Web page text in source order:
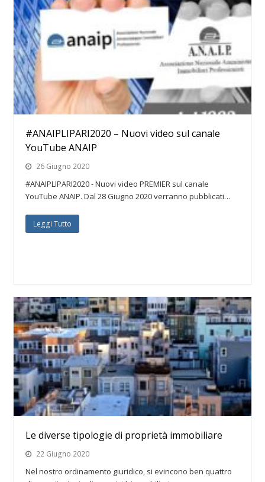
#ANAIPLIPARI2020 – Nuovi video sul canale
YouTube ANAIP
26 Giugno 2020
#ANAIPLIPARI2020 - Nuovi video PREMIER sul canale
YouTube ANAIP. Dal 28 Giugno 2020 verranno pubblicati…
Leggi Tutto
Le diverse tipologie di proprietà immobiliare
22 Giugno 2020
Nel nostro ordinamento giuridico, si evincono ben quattro